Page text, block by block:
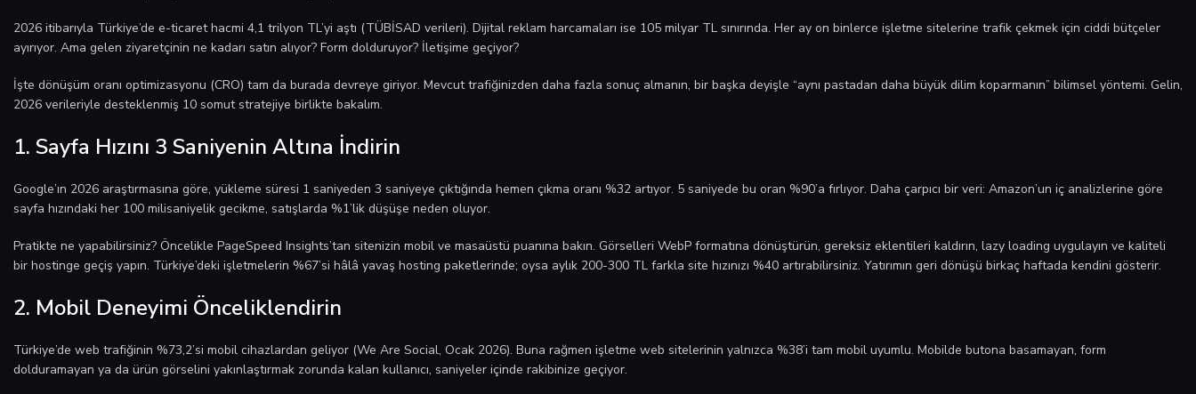
2026 itibarıyla Türkiye’de e-ticaret hacmi 4,1 trilyon TL’yi aştı (TÜBİSAD verileri). Dijital reklam harcamaları ise 105 milyar TL sınırında. Her ay on binlerce işletme sitelerine trafik çekmek için ciddi bütçeler
ayırıyor. Ama gelen ziyaretçinin ne kadarı satın alıyor? Form dolduruyor? İletişime geçiyor?
İşte dönüşüm oranı optimizasyonu (CRO) tam da burada devreye giriyor. Mevcut trafiğinizden daha fazla sonuç almanın, bir başka deyişle “aynı pastadan daha büyük dilim koparmanın” bilimsel yöntemi. Gelin,
2026 verileriyle desteklenmiş 10 somut stratejiye birlikte bakalım.
1. Sayfa Hızını 3 Saniyenin Altına İndirin
Google’ın 2026 araştırmasına göre, yükleme süresi 1 saniyeden 3 saniyeye çıktığında hemen çıkma oranı %32 artıyor. 5 saniyede bu oran %90’a fırlıyor. Daha çarpıcı bir veri: Amazon’un iç analizlerine göre
sayfa hızındaki her 100 milisaniyelik gecikme, satışlarda %1’lik düşüşe neden oluyor.
Pratikte ne yapabilirsiniz? Öncelikle PageSpeed Insights’tan sitenizin mobil ve masaüstü puanına bakın. Görselleri WebP formatına dönüştürün, gereksiz eklentileri kaldırın, lazy loading uygulayın ve kaliteli
bir hostinge geçiş yapın. Türkiye’deki işletmelerin %67’si hâlâ yavaş hosting paketlerinde; oysa aylık 200-300 TL farkla site hızınızı %40 artırabilirsiniz. Yatırımın geri dönüşü birkaç haftada kendini gösterir.
2. Mobil Deneyimi Önceliklendirin
Türkiye’de web trafiğinin %73,2’si mobil cihazlardan geliyor (We Are Social, Ocak 2026). Buna rağmen işletme web sitelerinin yalnızca %38’i tam mobil uyumlu. Mobilde butona basamayan, form
dolduramayan ya da ürün görselini yakınlaştırmak zorunda kalan kullanıcı, saniyeler içinde rakibinize geçiyor.